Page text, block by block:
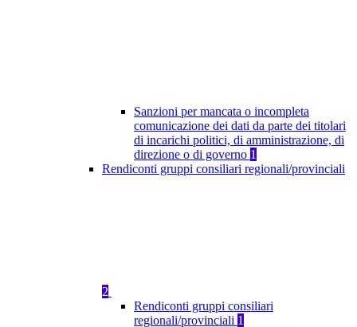
Sanzioni per mancata o incompleta
comunicazione dei dati da parte dei titolari
di incarichi politici, di amministrazione, di
direzione o di governo 1
Rendiconti gruppi consiliari regionali/provinciali
2
Rendiconti gruppi consiliari
regionali/provinciali 1